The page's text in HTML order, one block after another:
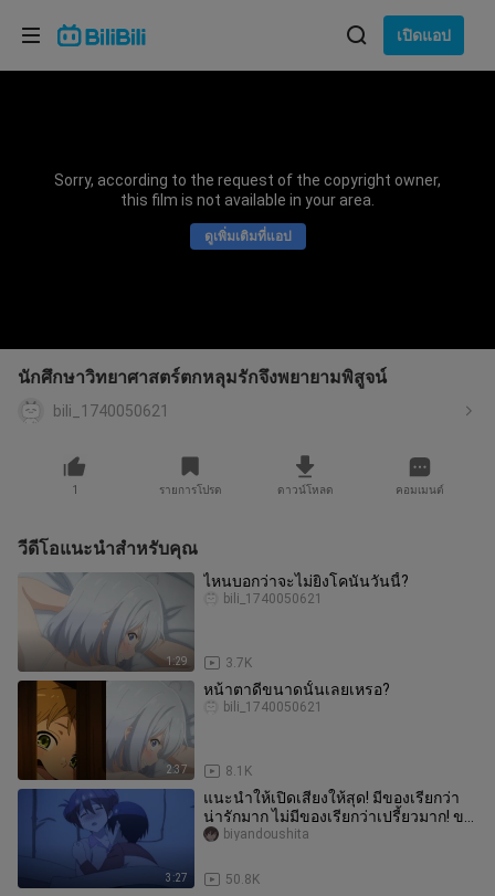
เปิดแอป
Sorry, according to the request of the copyright owner,
this film is not available in your area.
ดูเพิ่มเติมที่แอป
นักศึกษาวิทยาศาสตร์ตกหลุมรักจึงพยายามพิสูจน์
bili_1740050621
1 รายการโปรด ดาวน์โหลด คอมเมนต์
วีดีโอแนะนำสำหรับคุณ
1:29
ไหนบอกว่าจะไม่ยิงโคนันวันนี้?
3.7K
bili_1740050621
2:37
หน้าตาดีขนาดนั้นเลยเหรอ?
8.1K
bili_1740050621
3:27
แนะนำให้เปิดเสียงให้สุด! มีของเรียกว่า
น่ารักมาก ไม่มีของเรียกว่าเปรี้ยวมาก! ขอ
กำลังใจหน่อยนะครับ ตัด
50.8K
biyandoushita
เลือกภาษา